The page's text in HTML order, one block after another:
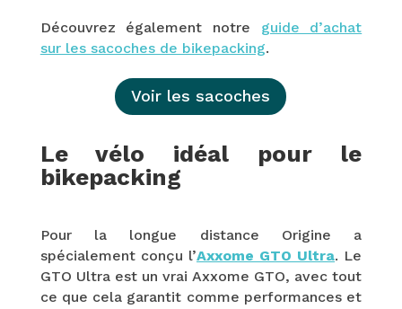
Découvrez également notre guide d’achat
sur les sacoches de bikepacking.
Voir les sacoches
Le vélo idéal pour le
bikepacking
Pour la longue distance Origine a
spécialement conçu l’Axxome GTO Ultra. Le
GTO Ultra est un vrai Axxome GTO, avec tout
ce que cela garantit comme performances et